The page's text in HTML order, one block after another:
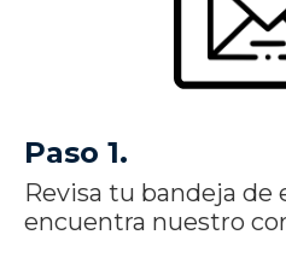
Paso 1.
Revisa tu bandeja de
encuentra nuestro